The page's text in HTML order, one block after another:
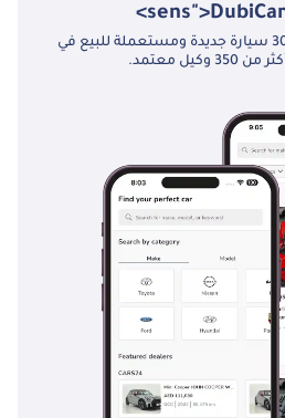
استكشف أكثر من 30،000 سيارة جديدة ومستعملة للبيع في
وكيل معتمد.